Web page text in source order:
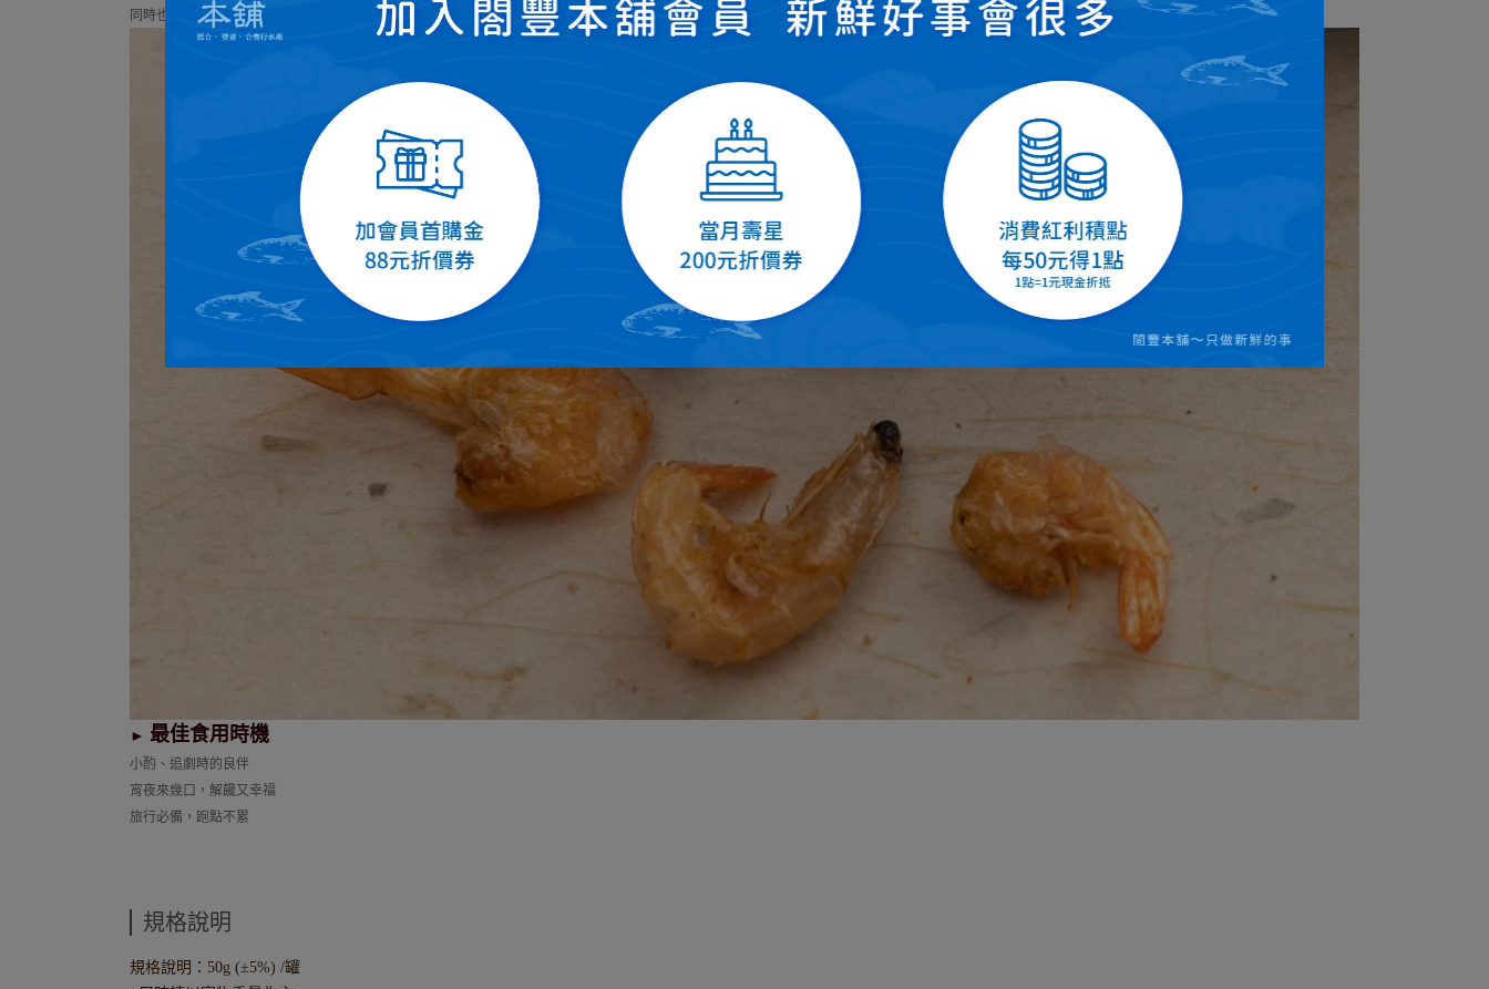
同時也是辦公室團購首選!
► 最佳食用時機
小酌、追劇時的良伴
宵夜來幾口，解饞又幸福
旅行必備，跑點不累
規格說明
規格說明：50g (±5%) /罐